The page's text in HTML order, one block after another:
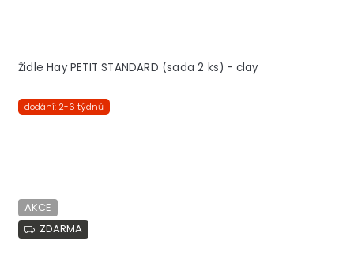
Židle Hay PETIT STANDARD (sada 2 ks) - clay
dodání: 2-6 týdnů
AKCE
ZDARMA